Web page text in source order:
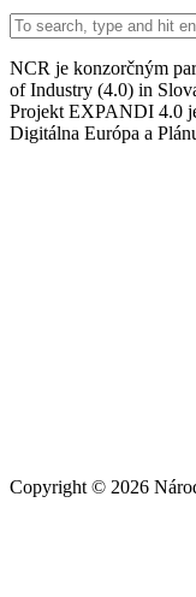
NCR je konzorčným
of Industry (4.0) in
Projekt EXPANDI 4.0
Digitálna Európa a
Copyright © 2026